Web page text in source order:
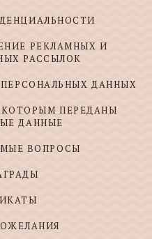
РЕКЛАМНЫХ И
РАССЫЛОК
ДАННЫХ
ПЕРЕДАНЫ
ДАННЫЕ
ВОПРОСЫ